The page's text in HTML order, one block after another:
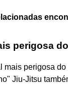
perigosa
mais perigosa
Jiu-Jitsu